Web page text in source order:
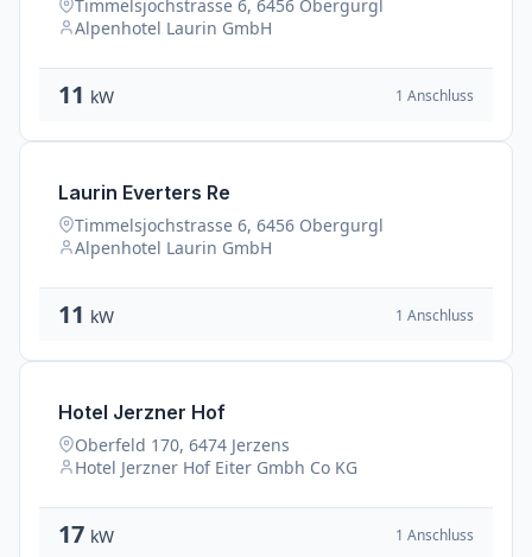
Timmelsjochstrasse 6, 6456 Obergurgl
Alpenhotel Laurin GmbH
11 kW 1 Anschluss
Laurin Everters Re
Timmelsjochstrasse 6, 6456 Obergurgl
Alpenhotel Laurin GmbH
11 kW 1 Anschluss
Hotel Jerzner Hof
Oberfeld 170, 6474 Jerzens
Hotel Jerzner Hof Eiter Gmbh Co KG
17 kW 1 Anschluss